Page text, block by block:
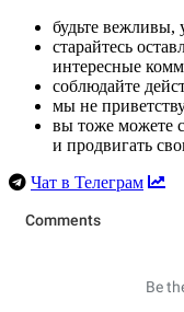
будьте вежливы,
старайтесь
интересные
соблюдайте
мы не
вы тоже можете
и продвигать
Чат в Телеграм